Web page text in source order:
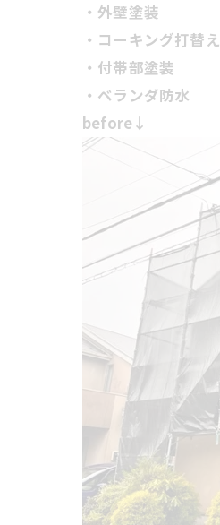
・外壁塗装
・コーキング打替え
・付帯部塗装
・ベランダ防水
before↓